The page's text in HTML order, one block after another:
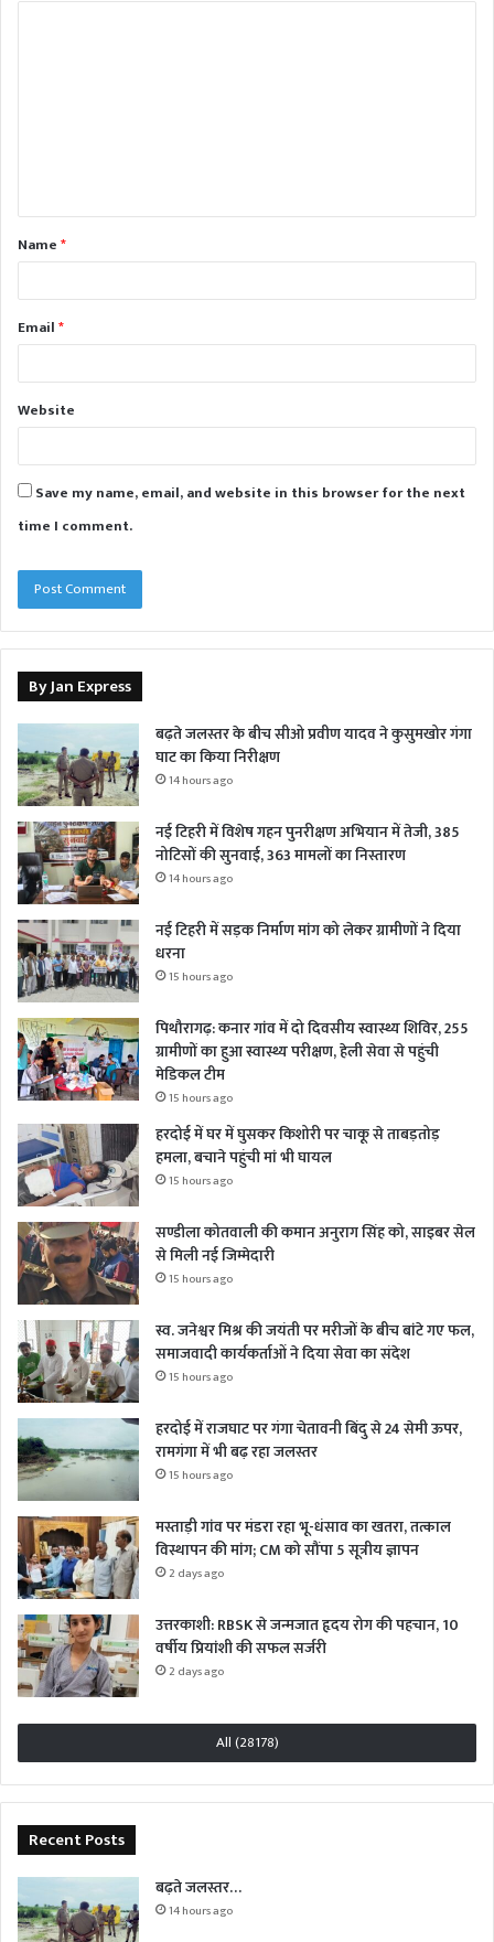
t
*Name*
Email*
Website
Save my name, email, and website in this browser for the next
time I comment.
By Jan Express
बढ़ते जलस्तर के बीच सीओ प्रवीण यादव ने कुसुमखोर गंगा
घाट का किया निरीक्षण
14 hours ago
नई टिहरी में विशेष गहन पुनरीक्षण अभियान में तेजी, 385
नोटिसों की सुनवाई, 363 मामलों का निस्तारण
14 hours ago
नई टिहरी में सड़क निर्माण मांग को लेकर ग्रामीणों ने दिया
धरना
15 hours ago
पिथौरागढ़: कनार गांव में दो दिवसीय स्वास्थ्य शिविर, 255
ग्रामीणों का हुआ स्वास्थ्य परीक्षण, हेली सेवा से पहुंची
मेडिकल टीम
15 hours ago
हरदोई में घर में घुसकर किशोरी पर चाकू से ताबड़तोड़
हमला, बचाने पहुंची मां भी घायल
15 hours ago
सण्डीला कोतवाली की कमान अनुराग सिंह को, साइबर सेल
से मिली नई जिम्मेदारी
15 hours ago
स्व. जनेश्वर मिश्र की जयंती पर मरीजों के बीच बांटे गए फल,
समाजवादी कार्यकर्ताओं ने दिया सेवा का संदेश
15 hours ago
हरदोई में राजघाट पर गंगा चेतावनी बिंदु से 24 सेमी ऊपर,
रामगंगा में भी बढ़ रहा जलस्तर
15 hours ago
मस्ताड़ी गांव पर मंडरा रहा भू-धंसाव का खतरा, तत्काल
विस्थापन की मांग; CM को सौंपा 5 सूत्रीय ज्ञापन
2 days ago
उत्तरकाशी: RBSK से जन्मजात हृदय रोग की पहचान, 10
वर्षीय प्रियांशी की सफल सर्जरी
2 days ago
All (28178)
Recent Posts
बढ़ते जलस्तर…
14 hours ago